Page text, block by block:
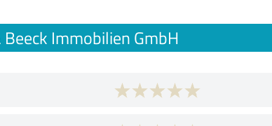
Immobilien GmbH